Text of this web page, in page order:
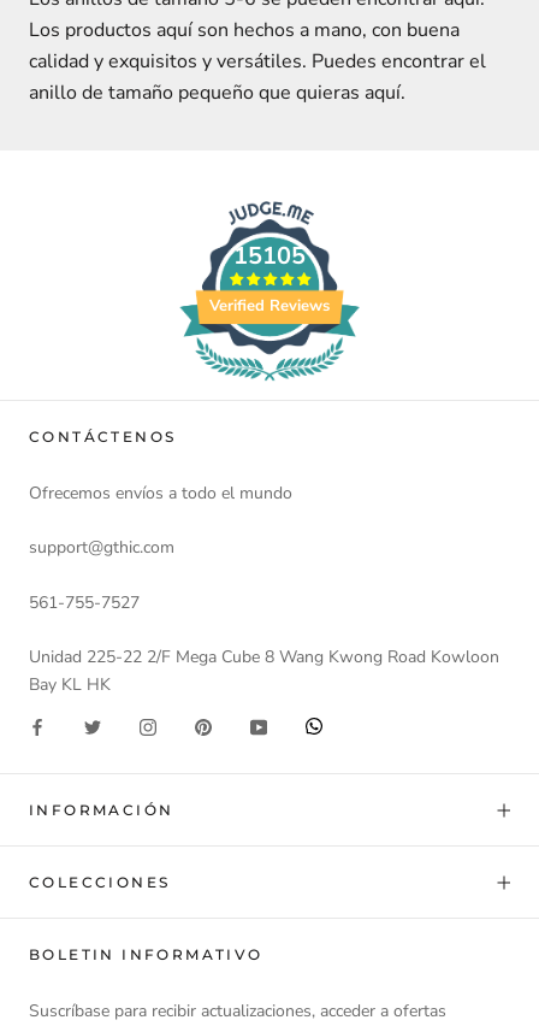
Los productos aquí son hechos a mano, con buena
calidad y exquisitos y versátiles. Puedes encontrar el
anillo de tamaño pequeño que quieras aquí.
15105
Verified Reviews
CONTÁCTENOS
Ofrecemos envíos a todo el mundo
support@gthic.com
561-755-7527
Unidad 225-22 2/F Mega Cube 8 Wang Kwong Road Kowloon
Bay KL HK
INFORMACIÓN
COLECCIONES
BOLETIN INFORMATIVO
Suscríbase para recibir actualizaciones, acceder a ofertas